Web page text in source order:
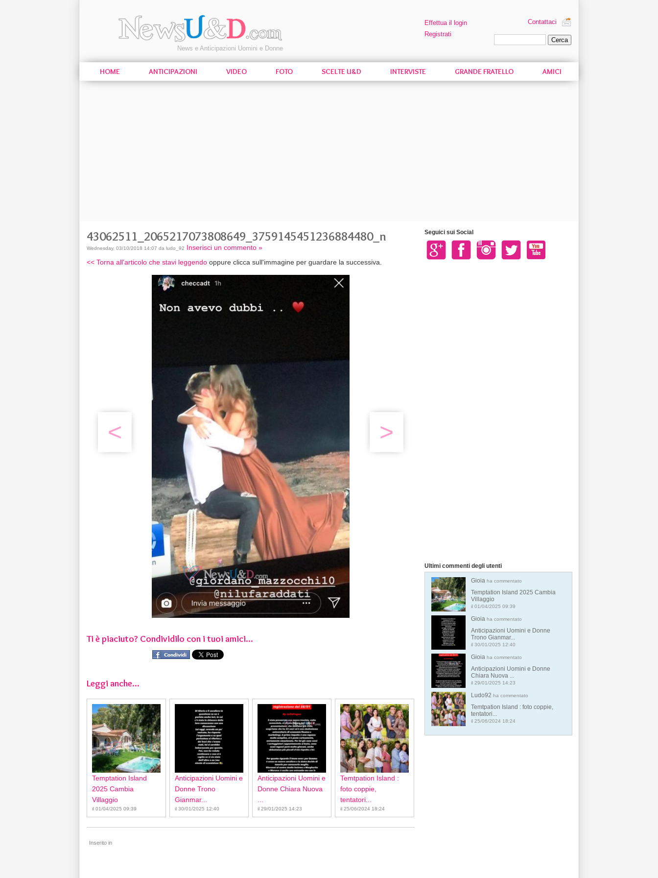
News e Anticipazioni Uomini e Donne
Effettua il login
Registrati
Contattaci
HOME ANTICIPAZIONI VIDEO FOTO SCELTE U&D INTERVISTE GRANDE FRATELLO AMICI
43062511_2065217073808649_3759145451236884480_n
Wednesday, 03/10/2018 14:07 da ludo_92 Inserisci un commento »
<< Torna all'articolo che stavi leggendo oppure clicca sull'immagine per guardare la successiva.
< >
Ti è piaciuto? Condividilo con i tuoi amici...
Leggi anche...
Temptation Island
2025 Cambia
Villaggio
il 01/04/2025 09:39
Anticipazioni Uomini e
Donne Trono
Gianmar...
il 30/01/2025 12:40
Anticipazioni Uomini e
Donne Chiara Nuova
il 29/01/2025 14:23
Temtpation Island :
foto coppie,
tentatori...
il 25/06/2024 18:24
Inserito in
Seguici sui Social
Ultimi commenti degli utenti
Gioia ha commentato
Temptation Island 2025 Cambia
Villaggio
il 01/04/2025 09:39
Gioia ha commentato
Anticipazioni Uomini e Donne
Trono Gianmar...
il 30/01/2025 12:40
Gioia ha commentato
Anticipazioni Uomini e Donne
Chiara Nuova ...
il 29/01/2025 14:23
Ludo92 ha commentato
Temtpation Island : foto coppie,
tentatori...
il 25/06/2024 18:24